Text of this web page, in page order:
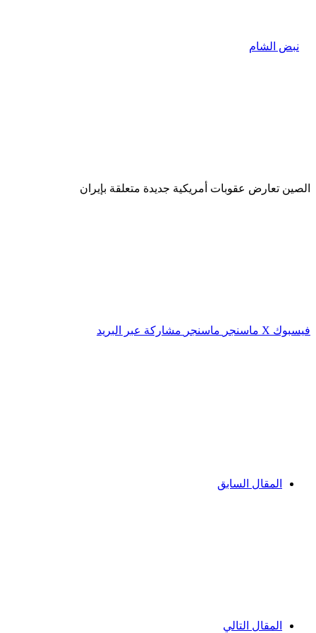
الصين تعارض عقوبات أمريكية جديدة متعلقة بإيران
فيسبوك ‫X ماسنجر ماسنجر مشاركة عبر البريد
المقال السابق
المقال التالي